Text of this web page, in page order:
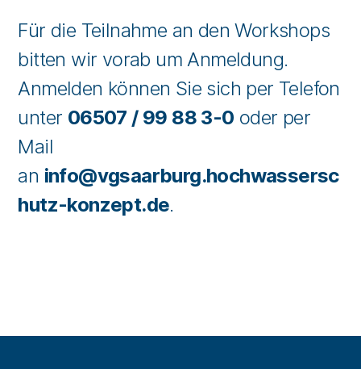
Für die Teilnahme an den Workshops
bitten wir vorab um Anmeldung.
Anmelden können Sie sich per Telefon
unter 06507 / 99 88 3-0 oder per
Mail
an info@vgsaarburg.hochwassersc
hutz-konzept.de.